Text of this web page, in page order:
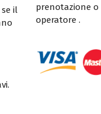
il
prenotazione
operatore .